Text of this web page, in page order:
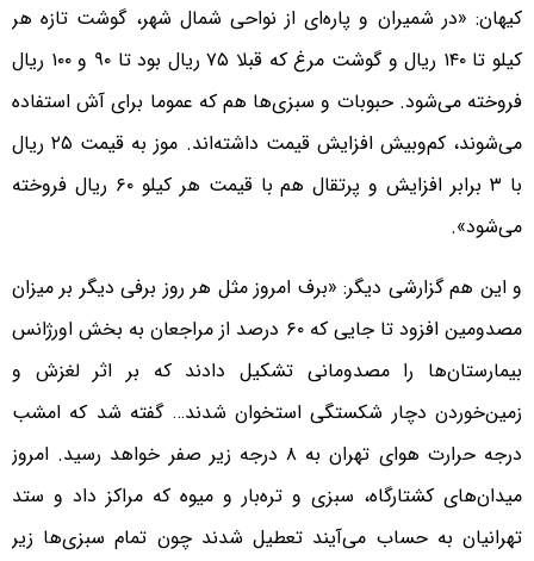
کیهان: «در شمیران و پاره‌ای از نواحی شمال شهر، گوشت تازه هر
کیلو تا ١۴٠ ریال و گوشت مرغ که قبلا ٧۵ ریال بود تا ٩٠ و ١٠٠ ریال
فروخته می‌شود. حبوبات و سبزی‌ها هم که عموما برای‌ آش استفاده
می‌شوند، کم‌وبیش افزایش قیمت داشته‌اند. موز به قیمت ٢۵ ریال
با ٣ برابر افزایش و پرتقال هم با قیمت هر کیلو ۶٠ ریال فروخته
می‌شود».
و این هم گزارشی دیگر: «برف امروز مثل هر روز برفی دیگر بر میزان
مصدومین افزود تا جایی که ۶۰ درصد از مراجعان به بخش اورژانس
بیمارستان‌ها را مصدومانی تشکیل دادند که بر اثر لغزش و
زمین‌خوردن دچار شکستگی استخوان شدند… گفته شد که امشب
درجه حرارت هوای تهران به ۸ درجه زیر صفر خواهد رسید. امروز
میدان‌های کشتارگاه، سبزی و تره‌بار و میوه که مراکز داد و ستد
تهرانیان به حساب می‌آیند تعطیل شدند چون تمام سبزی‌ها زیر